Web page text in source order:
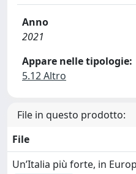
Anno
2021
Appare nelle tipologie:
5.12 Altro
File in questo prodotto:
File
Un’Italia più forte, in